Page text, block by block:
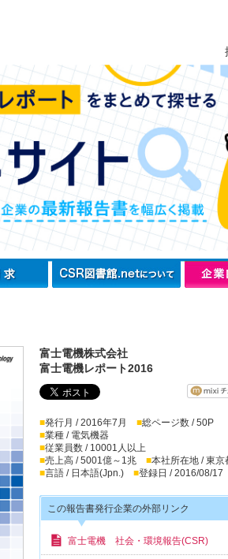
富士電機株式会社
富士電機レポート2016
■発行月 / 2016年7月 ■総ページ数 / 50P
■業種 / 電気機器
■従業員数 / 10001人以上
■売上高 / 5001億～1兆 ■本社所在地 / 東京
■言語 / 日本語(Jpn.) ■登録日 / 2016/08/17
この報告書発行企業の外部リンク
富士電機 社会・環境報告(CSR)